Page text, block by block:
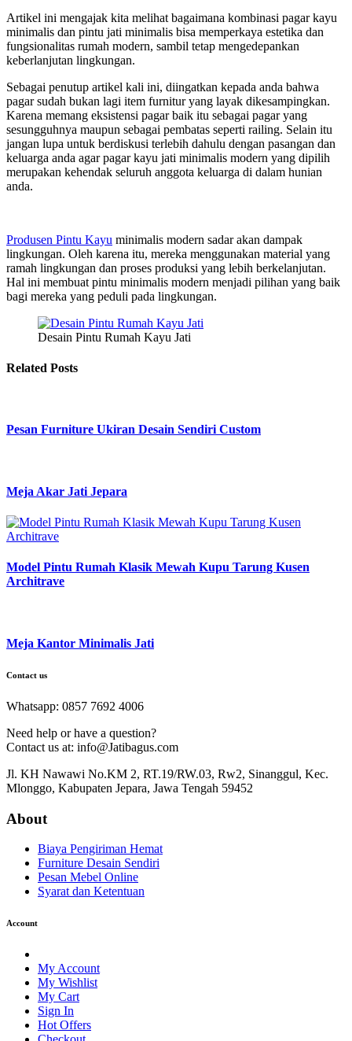
Artikel ini mengajak kita melihat bagaimana kombinasi pagar kayu
minimalis dan pintu jati minimalis bisa memperkaya estetika dan
fungsionalitas rumah modern, sambil tetap mengedepankan
keberlanjutan lingkungan.
Sebagai penutup artikel kali ini, diingatkan kepada anda bahwa
pagar sudah bukan lagi item furnitur yang layak dikesampingkan.
Karena memang eksistensi pagar baik itu sebagai pagar yang
sesungguhnya maupun sebagai pembatas seperti railing. Selain itu
jangan lupa untuk berdiskusi terlebih dahulu dengan pasangan dan
keluarga anda agar pagar kayu jati minimalis modern yang dipilih
merupakan kehendak seluruh anggota keluarga di dalam hunian
anda.
Produsen Pintu Kayu minimalis modern sadar akan dampak
lingkungan. Oleh karena itu, mereka menggunakan material yang
ramah lingkungan dan proses produksi yang lebih berkelanjutan.
Hal ini membuat pintu minimalis modern menjadi pilihan yang baik
bagi mereka yang peduli pada lingkungan.
Desain Pintu Rumah Kayu Jati
Related Posts
Pesan Furniture Ukiran Desain Sendiri Custom
Meja Akar Jati Jepara
Model Pintu Rumah Klasik Mewah Kupu Tarung Kusen
Architrave
Meja Kantor Minimalis Jati
Contact us
Whatsapp: 0857 7692 4006
Need help or have a question?
Contact us at: info@Jatibagus.com
Jl. KH Nawawi No.KM 2, RT.19/RW.03, Rw2, Sinanggul, Kec.
Mlonggo, Kabupaten Jepara, Jawa Tengah 59452
About
Biaya Pengiriman Hemat
Furniture Desain Sendiri
Pesan Mebel Online
Syarat dan Ketentuan
Account
My Account
My Wishlist
My Cart
Sign In
Hot Offers